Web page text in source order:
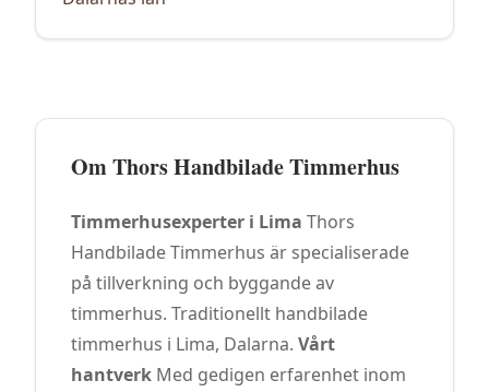
OmThors Handbilade Timmerhus
Timmerhusexperter i Lima Thors
Handbilade Timmerhus är specialiserade
på tillverkning och byggande av
timmerhus. Traditionellt handbilade
timmerhus i Lima, Dalarna. Vårt
hantverk Med gedigen erfarenhet inom